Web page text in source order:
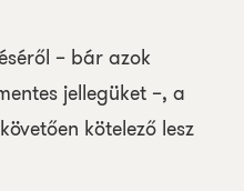
– bár azok
jellegüket –, a
kötelező lesz